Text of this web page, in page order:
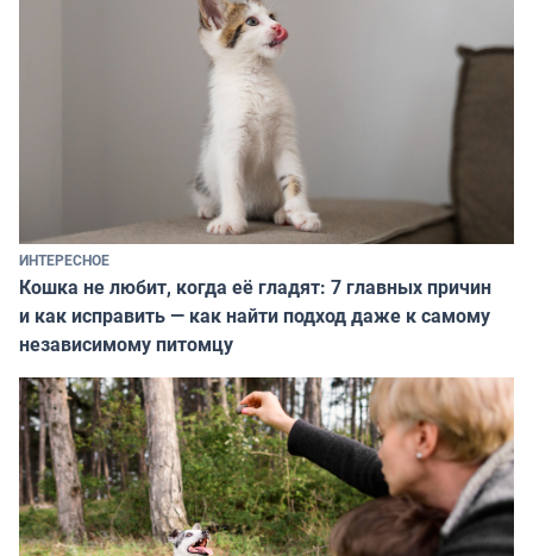
ИНТЕРЕСНОЕ
Кошка не любит, когда её гладят: 7 главных причин
и как исправить — как найти подход даже к самому
независимому питомцу